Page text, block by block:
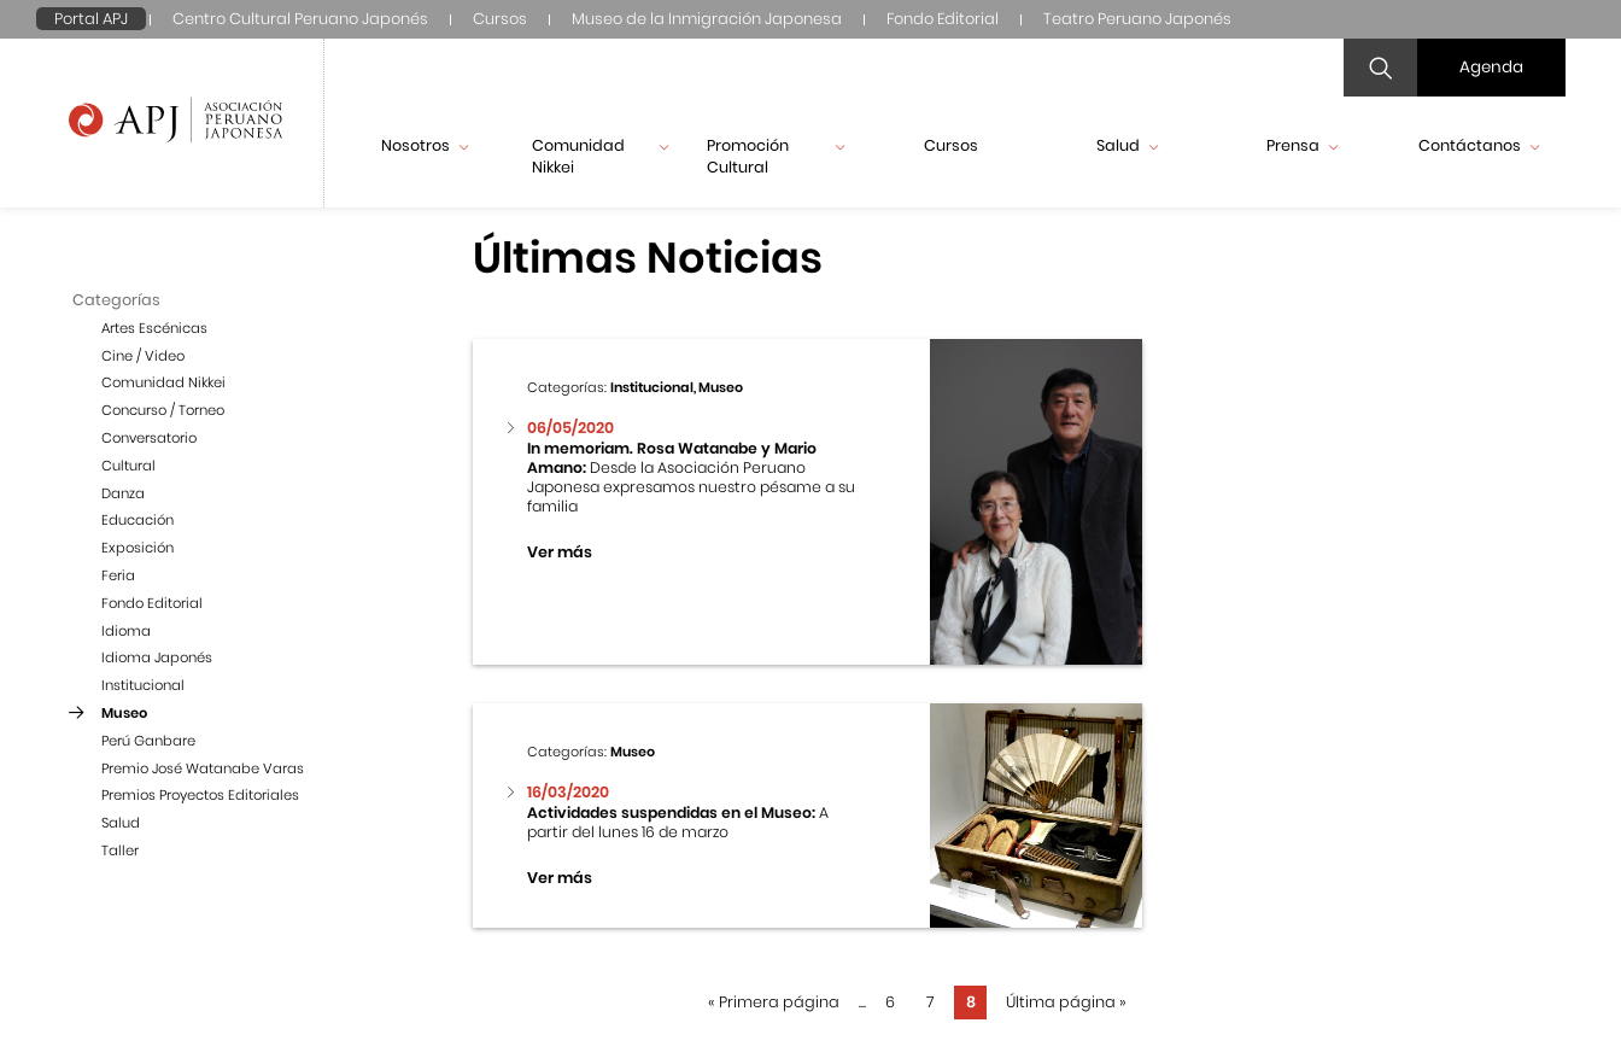
Portal APJ Centro Cultural Peruano Japonés Cursos Museo de la Inmigración Japonesa Fondo Editorial Teatro Peruano Japonés
Agenda
Nosotros
Comunidad
Nikkei
Promoción
Cultural
Cursos Salud Prensa Contáctanos
Categorías
Artes Escénicas
Cine / Video
Comunidad Nikkei
Concurso / Torneo
Conversatorio
Cultural
Danza
Educación
Exposición
Feria
Fondo Editorial
Idioma
Idioma Japonés
Institucional
Museo
Perú Ganbare
Premio José Watanabe Varas
Premios Proyectos Editoriales
Salud
Taller
Últimas Noticias
Categorías:Institucional, Museo
06/05/2020
In memoriam. Rosa Watanabe y Mario
Amano: Desde la Asociación Peruano
Japonesa expresamos nuestro pésame a su
familia
Ver más
Categorías:Museo
16/03/2020
Actividades suspendidas en el Museo:A
partir del lunes 16 de marzo
Ver más
« Primera página ... 6 7 8 Última página »